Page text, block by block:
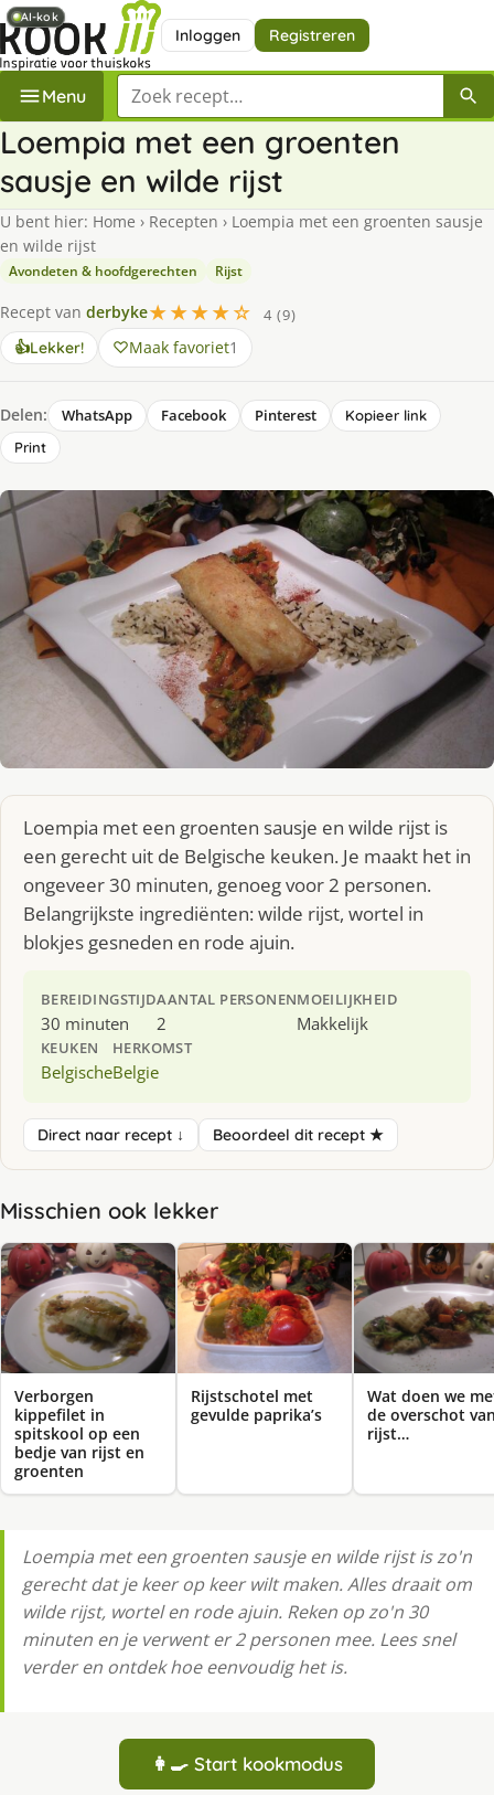
Inloggen Registreren
Menu Zoek een recept
Loempia met een groenten
sausje en wilde rijst
U bent hier: Home › Recepten › Loempia met een groenten sausje
en wilde rijst
Avondeten & hoofdgerechten Rijst
Recept van derbyke★★★★☆
4 (9)
👍Lekker! Maak favoriet1
Delen: WhatsApp Facebook Pinterest
Kopieer link
Print
Loempia met een groenten sausje en wilde rijst is
een gerecht uit de Belgische keuken. Je maakt het in
ongeveer 30 minuten, genoeg voor 2 personen.
Belangrijkste ingrediënten: wilde rijst, wortel in
blokjes gesneden en rode ajuin.
BEREIDINGSTIJD
30 minuten
AANTAL PERSONEN
2
MOEILIJKHEID
Makkelijk
KEUKEN
Belgische
HERKOMST
Belgie
Direct naar recept ↓ Beoordeel dit recept ★
Misschien ook lekker
Verborgen
kippefilet in
spitskool op een
bedje van rijst en
groenten
Rijstschotel met
gevulde paprika’s
Wat doen we
de overschot
rijst…
AI-kok
AI-kok
Loempia met een groenten sausje en wilde rijst is zo'n
gerecht dat je keer op keer wilt maken. Alles draait om
wilde rijst, wortel en rode ajuin. Reken op zo'n 30
minuten en je verwent er 2 personen mee. Lees snel
verder en ontdek hoe eenvoudig het is.
👩‍🍳 Start kookmodus